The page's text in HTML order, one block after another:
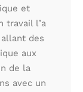
et
travail l’a
des
aux
de la
avec un